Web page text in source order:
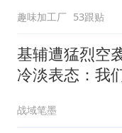
趣味加工厂 53跟贴
基辅遭猛烈空
冷淡表态：我
战域笔墨